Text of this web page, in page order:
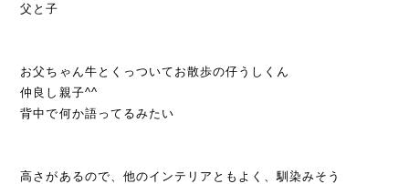
父と子
お父ちゃん牛とくっついてお散歩の仔うしくん
仲良し親子^^
背中で何か語ってるみたい
高さがあるので、他のインテリアともよく、馴染みそう